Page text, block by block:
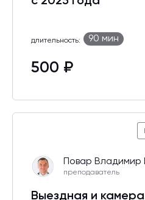
длительность: 90 мин
500 ₽
Повар Владимир
преподаватель
Выездная и